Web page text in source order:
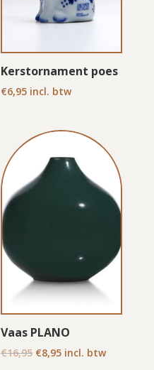
Kerstornament poes
€6,95 incl. btw
Vaas PLANO
€16,95 Oorspronkelijke
€8,95Huidige
incl. btw